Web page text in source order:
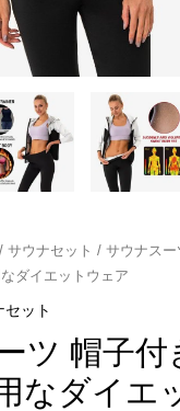
/ サウナセット / サウナス
ダイエットウェア
セット
ツ 帽子付
なダイエ